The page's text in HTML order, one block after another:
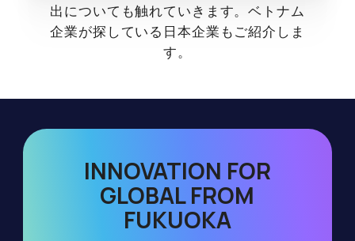
出についても触れていきます。ベトナム
企業が探している日本企業もご紹介しま
す。
INNOVATION FOR
GLOBAL FROM
FUKUOKA